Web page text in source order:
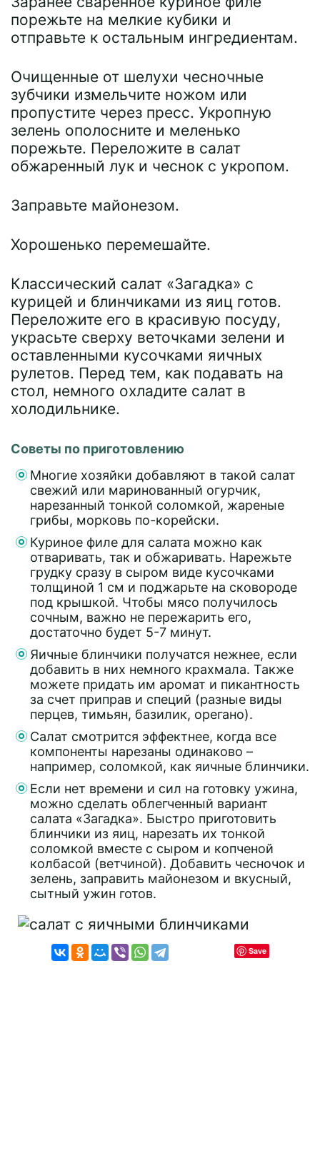
порежьте на мелкие кубики и
отправьте к остальным ингредиентам.
Очищенные от шелухи чесночные
зубчики измельчите ножом или
пропустите через пресс. Укропную
зелень ополосните и меленько
порежьте. Переложите в салат
обжаренный лук и чеснок с укропом.
Заправьте майонезом.
Хорошенько перемешайте.
Классический салат «Загадка» с
курицей и блинчиками из яиц готов.
Переложите его в красивую посуду,
украсьте сверху веточками зелени и
оставленными кусочками яичных
рулетов. Перед тем, как подавать на
стол, немного охладите салат в
холодильнике.
Советы по приготовлению
Многие хозяйки добавляют в такой салат
свежий или маринованный огурчик,
нарезанный тонкой соломкой, жареные
грибы, морковь по-корейски.
Куриное филе для салата можно как
отваривать, так и обжаривать. Нарежьте
грудку сразу в сыром виде кусочками
толщиной 1 см и поджарьте на сковороде
под крышкой. Чтобы мясо получилось
сочным, важно не пережарить его,
достаточно будет 5-7 минут.
Яичные блинчики получатся нежнее, если
добавить в них немного крахмала. Также
можете придать им аромат и пикантность
за счет приправ и специй (разные виды
перцев, тимьян, базилик, орегано).
Салат смотрится эффектнее, когда все
компоненты нарезаны одинаково –
например, соломкой, как яичные блинчики.
Если нет времени и сил на готовку ужина,
можно сделать облегченный вариант
салата «Загадка». Быстро приготовить
блинчики из яиц, нарезать их тонкой
соломкой вместе с сыром и копченой
колбасой (ветчиной). Добавить чесночок и
зелень, заправить майонезом и вкусный,
сытный ужин готов.
Save